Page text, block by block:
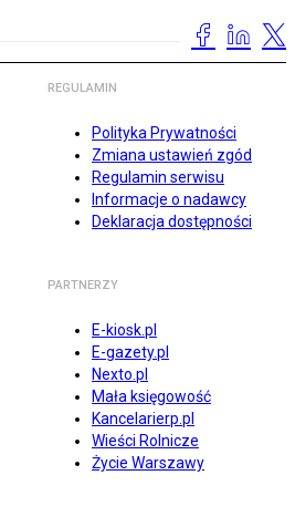
REGULAMIN
Polityka Prywatności
Zmiana ustawień zgód
Regulamin serwisu
Informacje o nadawcy
Deklaracja dostępności
PARTNERZY
E-kiosk.pl
E-gazety.pl
Nexto.pl
Mała księgowość
Kancelarierp.pl
Wieści Rolnicze
Życie Warszawy